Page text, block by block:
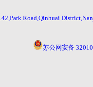
,ParkRoad,Qinhuai
苏公网安备